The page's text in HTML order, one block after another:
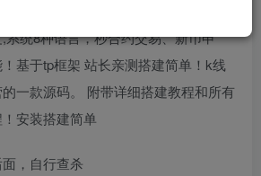
系统8种语言，秒合约交易、新币申
基于tp框架 站长亲测搭建简单！k线
一款源码。 附带详细搭建教程和所有
安装搭建简单
，自行查杀